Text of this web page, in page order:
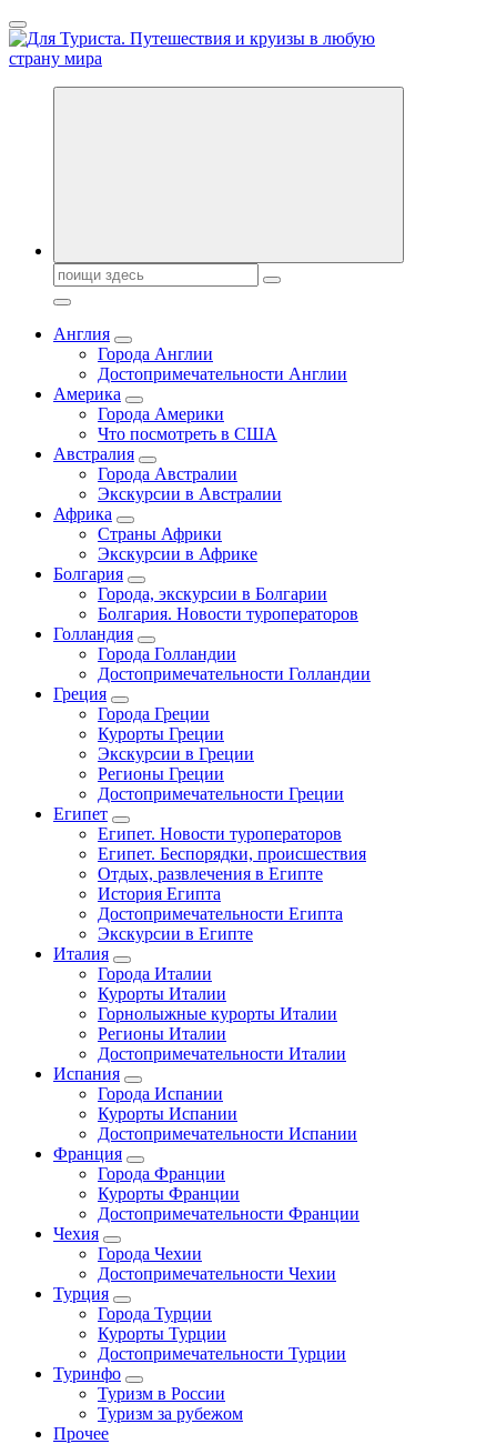
Перейти
к
содержанию
Новости туризма, куда поехать на отдых, где провести
Поиск:
Англия
Города Англии
Достопримечательности Англии
Америка
Города Америки
Что посмотреть в США
Австралия
Города Австралии
Экскурсии в Австралии
Африка
Страны Африки
Экскурсии в Африке
Болгария
Города, экскурсии в Болгарии
Болгария. Новости туроператоров
Голландия
Города Голландии
Достопримечательности Голландии
Греция
Города Греции
Курорты Греции
Экскурсии в Греции
Регионы Греции
Достопримечательности Греции
Египет
Египет. Новости туроператоров
Египет. Беспорядки, происшествия
Отдых, развлечения в Египте
История Египта
Достопримечательности Египта
Экскурсии в Египте
Италия
Города Италии
Курорты Италии
Горнолыжные курорты Италии
Регионы Италии
Достопримечательности Италии
Испания
Города Испании
Курорты Испании
Достопримечательности Испании
Франция
Города Франции
Курорты Франции
Достопримечательности Франции
Чехия
Города Чехии
Достопримечательности Чехии
Турция
Города Турции
Курорты Турции
Достопримечательности Турции
Туринфо
Туризм в России
Туризм за рубежом
Прочее